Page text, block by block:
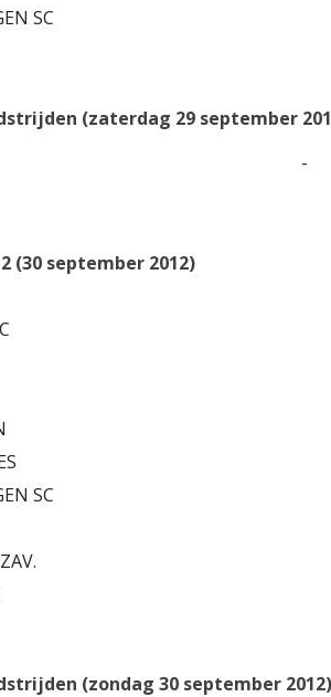
SC
(zaterdag 29 september
-
(30 september 2012)
SC
(zondag 30 september 2012)